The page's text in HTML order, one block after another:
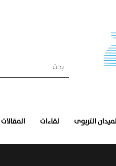
التربوى لقاءات المقالات